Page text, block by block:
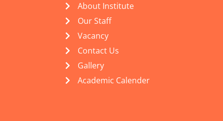
About Institute
Our Staff
Vacancy
Contact Us
Gallery
Academic Calender